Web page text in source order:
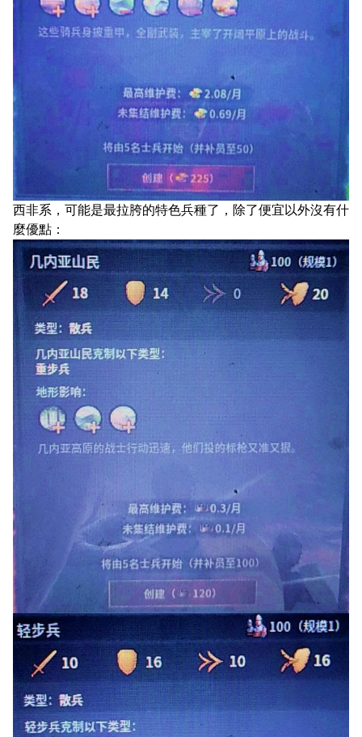
西非系，可能是最拉胯的特色兵種了，除了便宜以外沒有什
麼優點：